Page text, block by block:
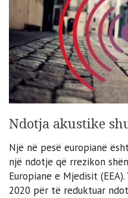
Ndotja akustike
Një në pesë europianë
një ndotje që rrezikon
Europiane e Mjedisit
2020 për të reduktuar